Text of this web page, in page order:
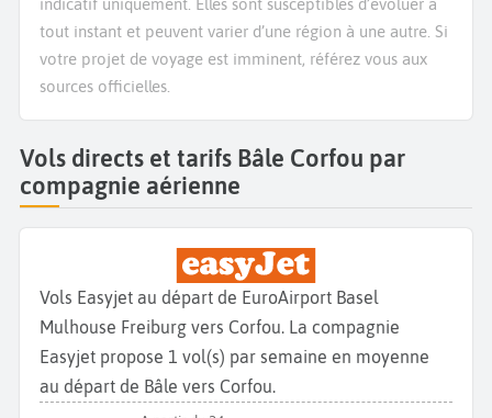
tout instant et peuvent varier d’une région à une autre. Si
votre projet de voyage est imminent, référez vous aux
sources officielles.
Vols directs et tarifs Bâle Corfou par
compagnie aérienne
Vols Easyjet au départ de EuroAirport Basel
Mulhouse Freiburg vers Corfou. La compagnie
Easyjet propose 1 vol(s) par semaine en moyenne
au départ de Bâle vers Corfou.